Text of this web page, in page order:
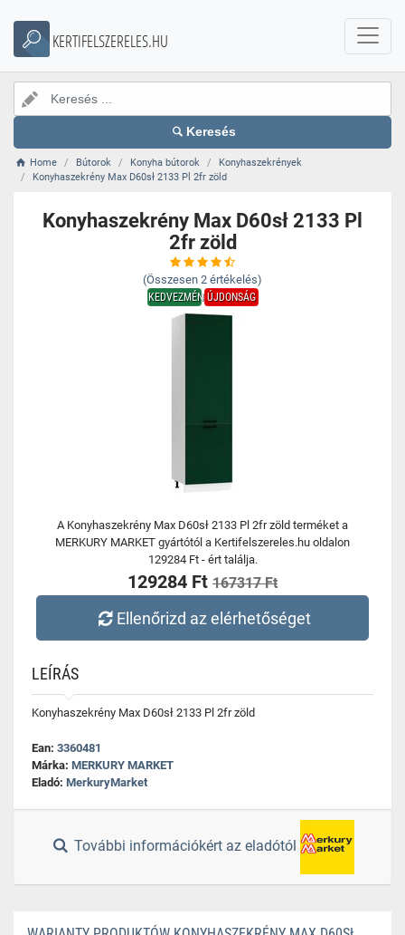
KERTIFELSZERELES.HU
Keresés
Home Bútorok Konyha bútorok
Konyhaszekrények
Konyhaszekrény Max D60sł 2133 Pl 2fr zöld
Konyhaszekrény Max D60sł 2133 Pl
2fr zöld
(Összesen 2 értékelés)
KEDVEZMÉNYÚJDONSÁG
A Konyhaszekrény Max D60sł 2133 Pl 2fr zöld terméket a
MERKURY MARKET gyártótól a Kertifelszereles.hu oldalon
129284 Ft - ért találja.
129284 Ft 167317 Ft
Ellenőrizd az elérhetőséget
LEÍRÁS
Konyhaszekrény Max D60sł 2133 Pl 2fr zöld
Ean: 3360481
Márka: MERKURY MARKET
Eladó: MerkuryMarket
További információkért az eladótól